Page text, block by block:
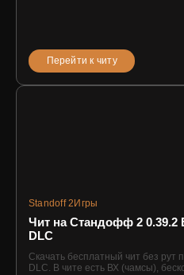
Перейти к читу
Standoff 2 Игры
Чит на Стандофф 2 0.39.2
DLC
Скачать бесплатный чит без рут
DLC. В чите есть ВХ (чамсы),